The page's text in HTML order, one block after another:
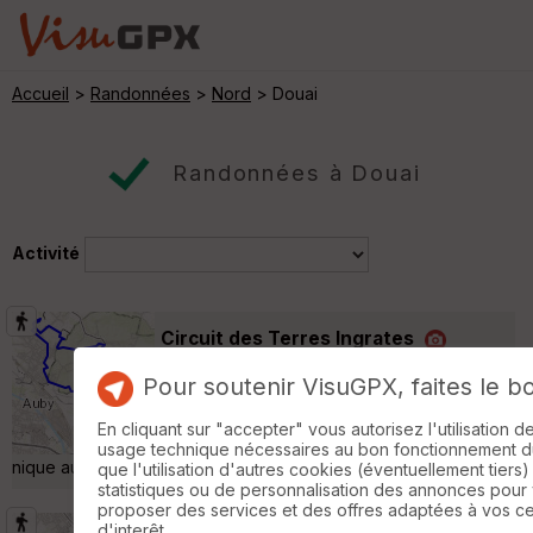
Accueil > Randonnées > Nord > Douai
Randonnées à Douai
Activité
Circuit des Terres Ingrates
Randonnée Pédestre 23 km 120 m
Cheminement sur d'anciennes voies ferrées,
plaines, sites miniers et terrils. Pause pique
nique au café de la place à Raimbeaucourt sympa. »
Pour soutenir VisuGPX, faites le
En cliquant sur "accepter" vous autorisez l'utilisation
usage technique nécessaires au bon fonctionnement
que l'utilisation d'autres cookies (éventuellement
statistiques ou de personnalisation des annonces pour
proposer des services et des offres adaptées à vos